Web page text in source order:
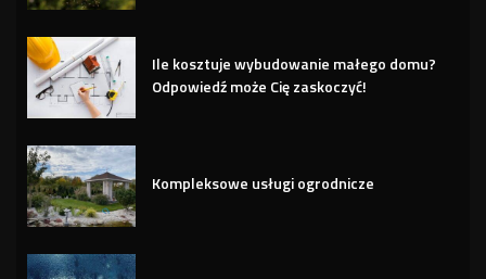
Ile kosztuje wybudowanie małego domu?
Odpowiedź może Cię zaskoczyć!
Kompleksowe usługi ogrodnicze